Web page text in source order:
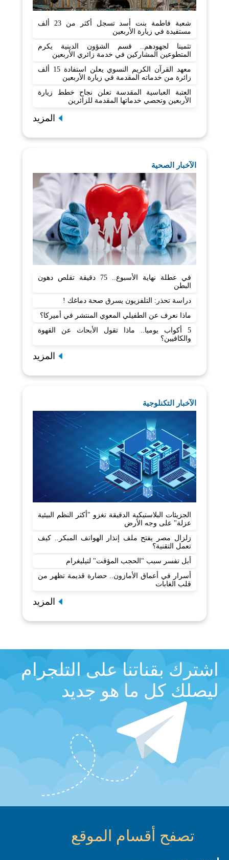
شعبة فاطمة بنت أسد تسجل أكثر من 23 ألف
مستفيدة في زيارة الأربعين
تثمينا لجهودهم.. قسم الشؤون الدينية يكرم
المتطوعين المشاركين في خدمة زائري الأربعين
معهد القرآن الكريم النسوي يعلن استفادة 15 ألف
زائرة من خدماته المقدمة في زيارة الأربعين
العتبة العباسية المقدسة تعلن نجاح خطط زيارة
الأربعين وتحصي خدماتها المقدمة للزائرين
المزيد
الآخبار الصحية
في عطلة نهاية الأسبوع.. 75 دقيقة تقلص دهون
البطن
دراسة تحذر: التلفزيون يسرق صحة دماغك !
ماذا نعرف عن الطفيلي المعوي المنتشر في أميركا؟
5 أكواب يوميا.. ماذا تقول الأبحاث عن القهوة
والكافيين؟
المزيد
الآخبار التكنلوجية
الجزيئات البلاستيكية الدقيقة تغزو "أكثر النظم البيئية
عزلة" على وجه الأرض
زلزال مصر يفتح ملف إنذار الهواتف المبكر.. كيف
تعمل التقنية؟
أبل تفسر سبب "الحجب المؤقت" لتيليغرام
أسرار في أعماق الأمازون.. حضارة قديمة تظهر من
قلب الغابات
المزيد
اشترك بقناتنا على التلجرام
ليصلك كل ما هو جديد
تصفح أقسام الموقع